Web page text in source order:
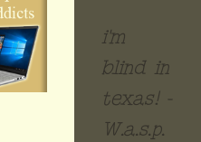
i'm
blind in
texas! -
W.a.s.p.